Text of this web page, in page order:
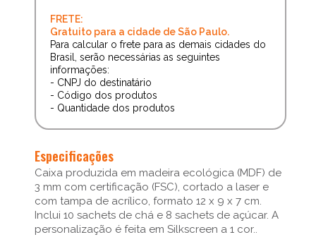
FRETE:
Gratuito para a cidade de São Paulo.
Para calcular o frete para as demais cidades do
Brasil, serão necessárias as seguintes
informações:
- CNPJ do destinatário
- Código dos produtos
- Quantidade dos produtos
Especificações
Caixa produzida em madeira ecológica (MDF) de
3 mm com certificação (FSC), cortado a laser e
com tampa de acrílico, formato 12 x 9 x 7 cm.
Inclui 10 sachets de chá e 8 sachets de açúcar. A
personalização é feita em Silkscreen a 1 cor..